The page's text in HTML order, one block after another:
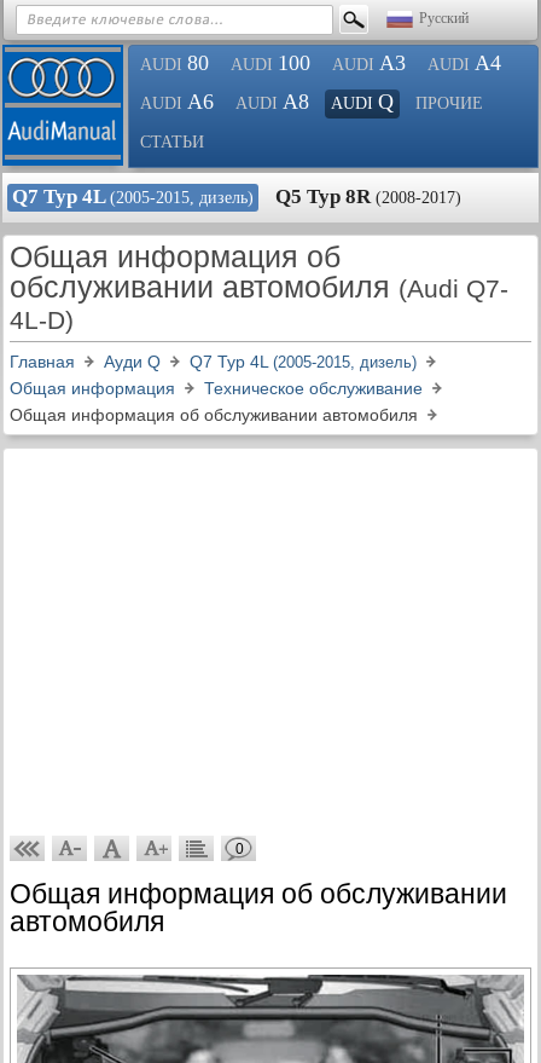
Русский
AUDI 80 AUDI 100 AUDI A3 AUDI A4
AUDI A6 AUDI A8 AUDI Q ПРОЧИЕ
СТАТЬИ
Q7 Typ 4L (2005-2015, дизель) Q5 Typ 8R (2008-2017)
Общая информация об
обслуживании автомобиля (Audi Q7-
4L-D)
Главная Ауди Q Q7 Typ 4L (2005-2015, дизель)
Общая информация
Техническое обслуживание
Общая информация об обслуживании автомобиля
0
Общая информация об обслуживании
автомобиля